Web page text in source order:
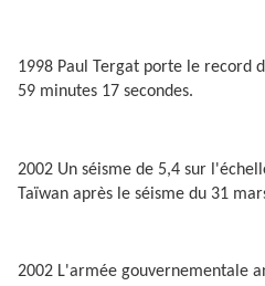
1998 Paul Tergat porte le record
59 minutes 17 secondes.
2002 Un séisme de 5,4 sur
Taïwan après le séisme du 31
2002 L'armée gouvernementale